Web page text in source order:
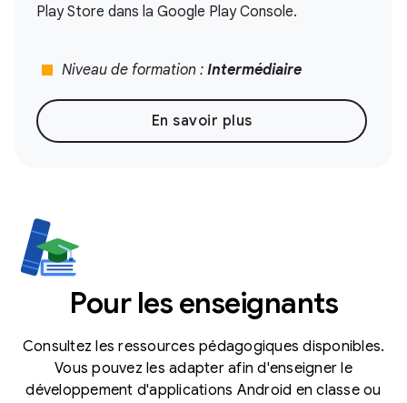
Play Store dans la Google Play Console.
stop Niveau de formation : Intermédiaire
En savoir plus
Pour les enseignants
Consultez les ressources pédagogiques disponibles.
Vous pouvez les adapter afin d'enseigner le
développement d'applications Android en classe ou